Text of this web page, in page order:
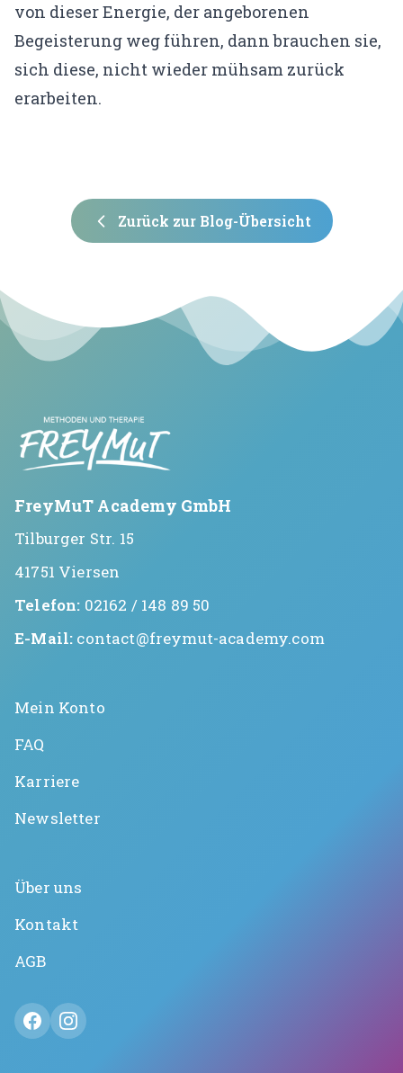
von dieser Energie, der angeborenen
Begeisterung weg führen, dann brauchen sie,
sich diese, nicht wieder mühsam zurück
erarbeiten.
Zurück zur Blog-Übersicht
FreyMuT Academy GmbH
Tilburger Str. 15
41751 Viersen
Telefon: 02162 / 148 89 50
E-Mail: contact@freymut-academy.com
Mein Konto
FAQ
Karriere
Newsletter
Über uns
Kontakt
AGB